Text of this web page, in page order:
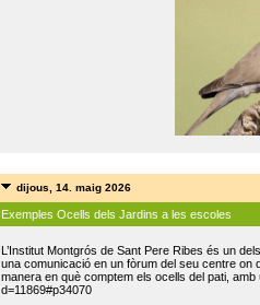
dijous, 14. maig 2026
Exemples Ocells dels Jardins a les escoles
L’Institut Montgrós de Sant Pere Ribes és un
una comunicació en un fòrum del seu centre on
manera en què comptem els ocells del pati,
d=11869#p34070